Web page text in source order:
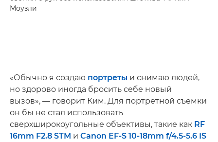
Моузли
«Обычно я создаю портреты и снимаю людей,
но здорово иногда бросить себе новый
вызов», — говорит Ким. Для портретной съемки
он бы не стал использовать
сверхширокоугольные объективы, такие как RF
16mm F2.8 STM и Canon EF-S 10-18mm f/4.5-5.6 IS